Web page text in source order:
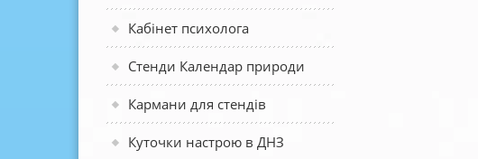
Кабінет психолога
Стенди Календар природи
Кармани для стендів
Куточки настрою в ДНЗ